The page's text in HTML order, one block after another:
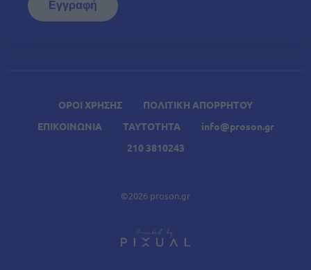
A Σχετικά Άρθρα
ΟΡΟΙ ΧΡΗΣΗΣ
ΠΟΛΙΤΙΚΗ ΑΠΟΡΡΗΤΟΥ
ΕΠΙΚΟΙΝΩΝΙΑ
ΤΑΥΤΟΤΗΤΑ
info@proson.gr
210 3810243
©2026 proson.gr